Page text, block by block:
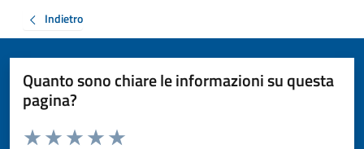
Indietro
Quanto sono chiare le informazioni su questa
pagina?
Valuta da 1 a 5 stelle la pagina